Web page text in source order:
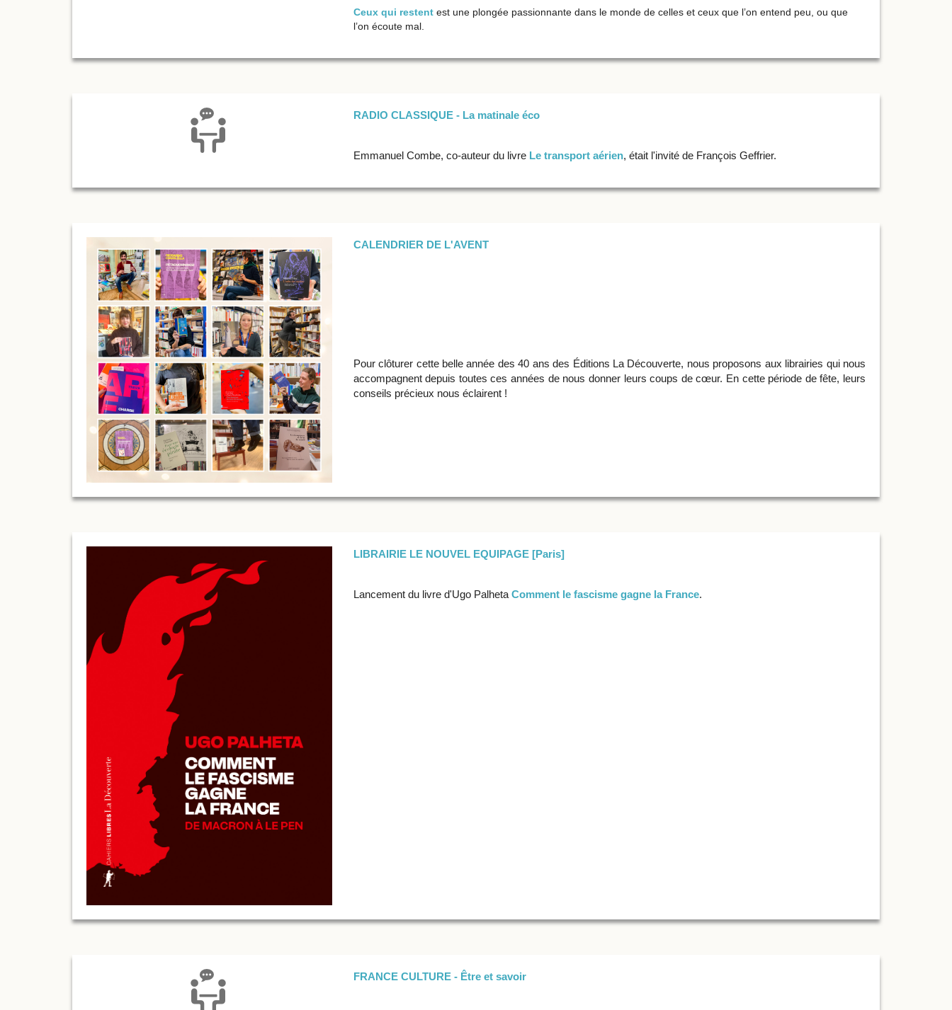
Ceux qui restentest une plongée passionnante dans le monde de celles et ceux que l’on entend peu, ou que
l’on écoute mal.
RADIO CLASSIQUE - La matinale éco
Emmanuel Combe, co-auteur du livre Le transport aérien, était l'invité de François Geffrier.
CALENDRIER DE L'AVENT
Pour clôturer cette belle année des 40 ans des Éditions La Découverte, nous proposons aux librairies qui nous
accompagnent depuis toutes ces années de nous donner leurs coups de cœur. En cette période de fête, leurs
conseils précieux nous éclairent !
LIBRAIRIE LE NOUVEL EQUIPAGE [Paris]
Lancement du livre d'Ugo Palheta Comment le fascisme gagne la France.
FRANCE CULTURE - Être et savoir